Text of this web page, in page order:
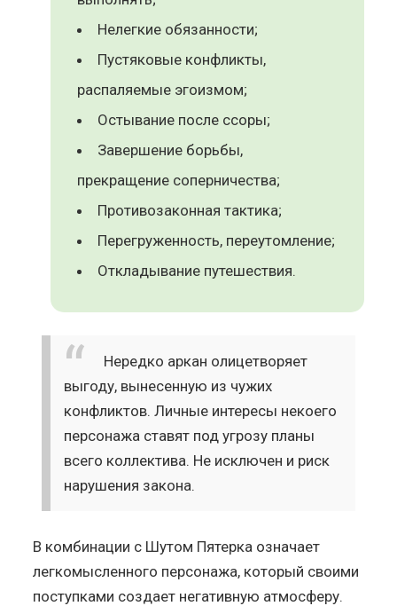
Нелегкие обязанности;
Пустяковые конфликты,
распаляемые эгоизмом;
Остывание после ссоры;
Завершение борьбы,
прекращение соперничества;
Противозаконная тактика;
Перегруженность, переутомление;
Откладывание путешествия.
Нередко аркан олицетворяет
выгоду, вынесенную из чужих
конфликтов. Личные интересы некоего
персонажа ставят под угрозу планы
всего коллектива. Не исключен и риск
нарушения закона.
В комбинации с Шутом Пятерка означает
легкомысленного персонажа, который своими
поступками создает негативную атмосферу.